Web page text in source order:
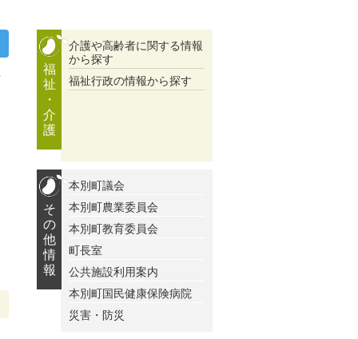
福
祉
・
介
護
介護や高齢者に関する情報
から探す
福祉行政の情報から探す
そ
の
他
情
報
本別町議会
本別町農業委員会
本別町教育委員会
町長室
公共施設利用案内
本別町国民健康保険病院
災害・防災